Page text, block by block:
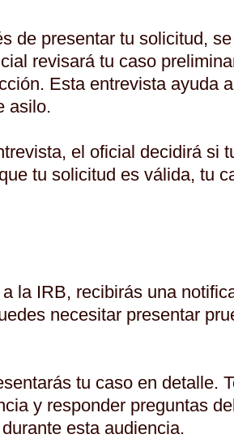
de presentar tu solicitud,
revisará tu caso
Esta entrevista ayuda
asilo.
el oficial decidirá si
tu solicitud es válida, tu
la IRB, recibirás una
necesitar presentar
tu caso en detalle.
y responder preguntas
esta audiencia.